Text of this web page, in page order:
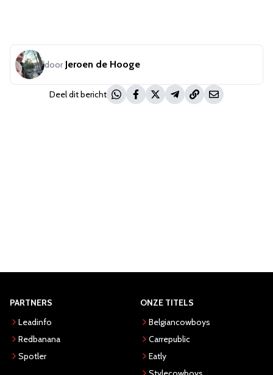
door Jeroen de Hooge
Deel dit bericht
PARTNERS
Leadinfo
Redbanana
Spotler
ONZE TITELS
Belgiancowboys
Carrepublic
Eatly